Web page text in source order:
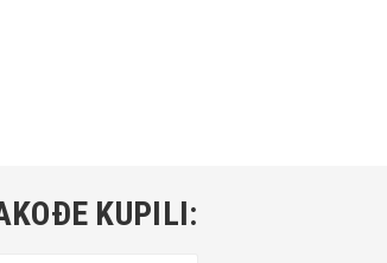
KUPILI: